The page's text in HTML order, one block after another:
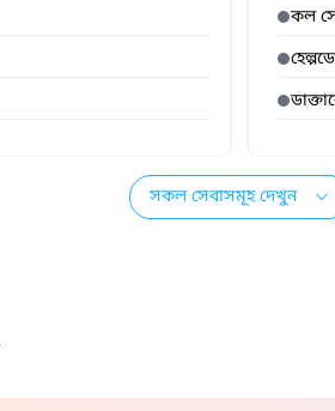
কল
সকল সেবাসমূহ দেখুন